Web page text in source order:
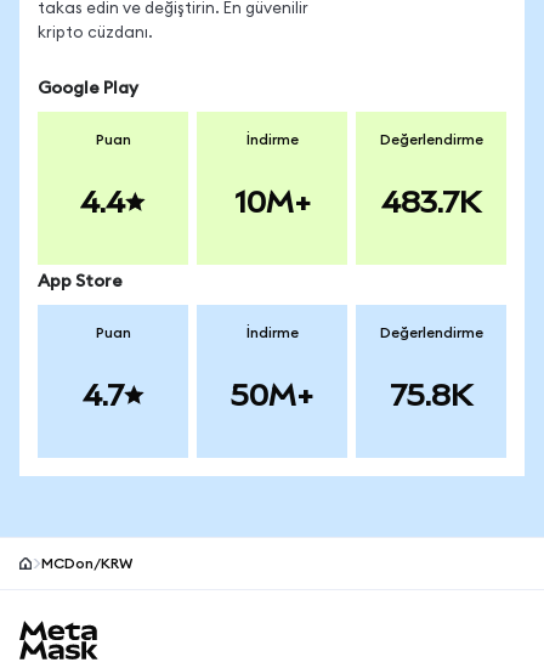
takas edin ve değiştirin. En güvenilir
kripto cüzdanı.
Google Play
Puan
4.4
İndirme
10M+
Değerlendirme
483.7K
App Store
Puan
4.7
İndirme
50M+
Değerlendirme
75.8K
MCDon/KRW